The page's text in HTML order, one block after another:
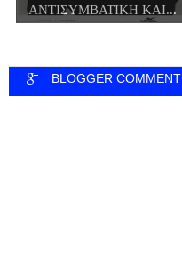
ΑΝΤΙΣΥΜΒΑΤΙΚΗ ΚΑΙ...
BLOGGER COMMENT